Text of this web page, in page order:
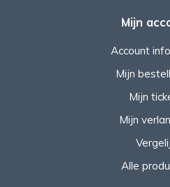
Mijn
Account
Mijn
Mijn
Mijn
Alle